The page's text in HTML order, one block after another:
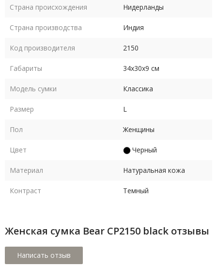
Страна происхождения Нидерланды
Страна производства Индия
Код производителя 2150
Габариты 34х30х9 см
Модель сумки Классика
Размер L
Пол Женщины
Цвет Черный
Материал Натуральная кожа
Контраст Темный
Женская сумка Bear CP2150 black отзывы